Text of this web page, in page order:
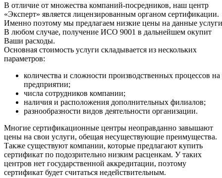
В отличие от множества компаний-посредников, наш центр
«Эксперт» является лицензированным органом сертификации.
Именно поэтому мы предлагаем низкие цены на данные
В любом случае, получение ИСО 9001 в дальнейшем окупит
Ваши расходы.
Основная стоимость услуги складывается из нескольких
параметров:
количества и сложности производственных процессов на
предприятии;
числа сотрудников компании;
наличия и расположения дополнительных филиалов;
разнообразности видов деятельности организации.
Многие сертификационные центры неоправданно завышают
цены на свои услуги, обещая несуществующие преимущества.
Также существуют компании, которые предлагают купить
сертификат по подозрительно низким расценкам. У таких
центров нет государственной аккредитации, поэтому
сертификат будет считаться недействительным.